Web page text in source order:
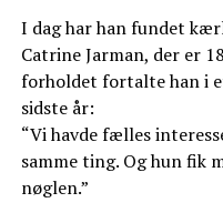
I dag har han fundet
Catrine Jarman, der er
forholdet fortalte han i
sidste år:
“Vi havde fælles
samme ting. Og hun fik
nøglen.”